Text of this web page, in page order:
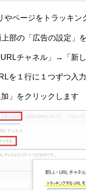
ページをトラッキン
部の「広告の設定」
チャネル」→「新
を１行に１つずつ入
」をクリックします